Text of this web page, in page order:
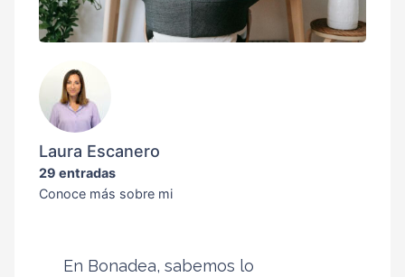
Laura Escanero
29 entradas
Conoce más sobre mi
En Bonadea, sabemos lo